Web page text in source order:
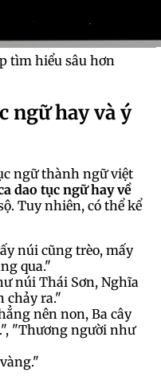
tìm hiểu sâu hơn
ngữ hay và ý
ngữ thành ngữ việt
dao tục ngữ hay về
Tuy nhiên, có thể kể
núi cũng trèo, mấy
qua."
núi Thái Sơn, Nghĩa
chảy ra."
nên non, Ba cây
"Thương người như